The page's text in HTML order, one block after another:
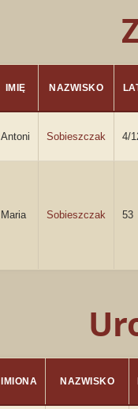
IMIĘ NAZWISKO
Antoni Sobieszczak 4/
Maria Sobieszczak 53
IMIONA NAZWISKO